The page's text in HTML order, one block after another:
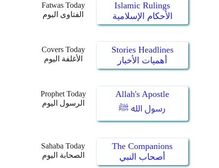
Fatwas Today
الفتاوى اليوم
Islamic Rulings
الأحكام الإسلامية
Covers Today
الأغلفة اليوم
Stories Headlines
أهميات الأخبار
Prophet Today
الرسول اليوم
Allah's Apostle
رسول الله ﷺ
Sahaba Today
الصحابة اليوم
The Companions
أصحاب النبي